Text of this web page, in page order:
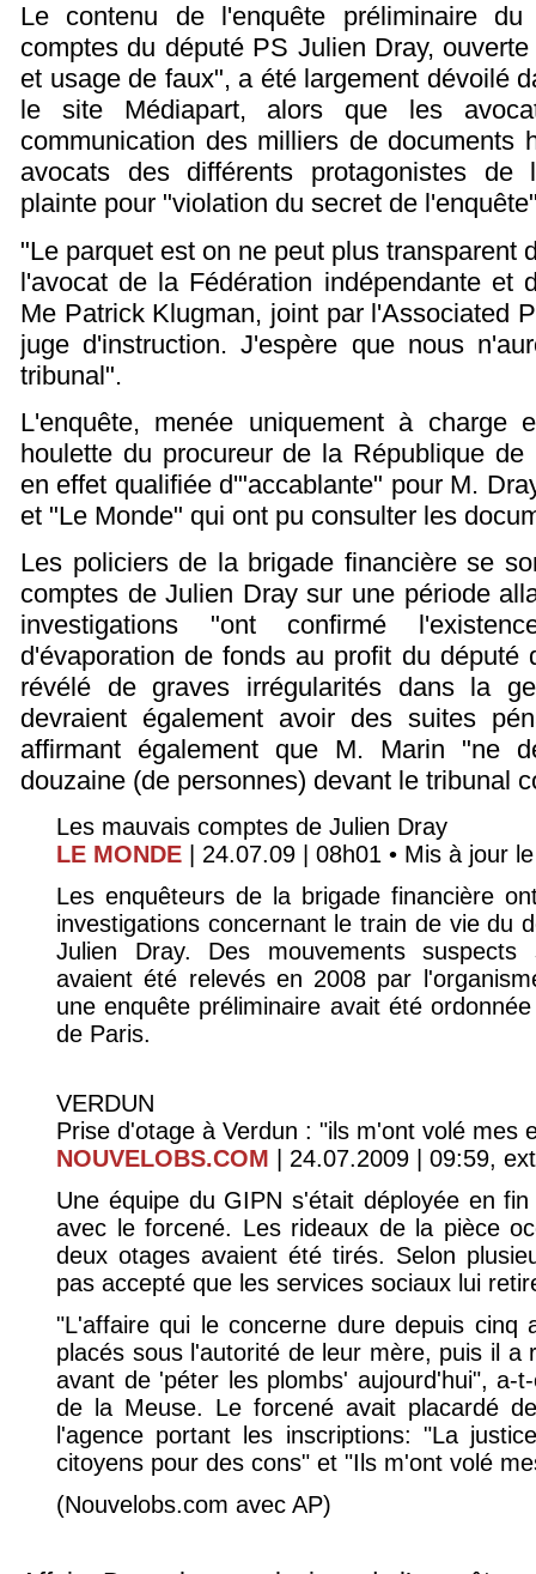
Le contenu de l'enquête préliminaire
comptes du député PS Julien Dray,
et usage de faux", a été largement dévoilé
le site Médiapart, alors que les
communication des milliers de documents
avocats des différents protagonistes de
plainte pour "violation du secret de
"Le parquet est on ne peut plus transparent
l'avocat de la Fédération indépendante et
Me Patrick Klugman, joint par l'Associated
juge d'instruction. J'espère que nous
tribunal".
L'enquête, menée uniquement à
houlette du procureur de la République
en effet qualifiée d'"accablante" pour M.
et "Le Monde" qui ont pu consulter les
Les policiers de la brigade financière se
comptes de Julien Dray sur une période
investigations "ont confirmé
d'évaporation de fonds au profit du
révélé de graves irrégularités dans la
devraient également avoir des suites
affirmant également que M. Marin "ne
douzaine (de personnes) devant le tribunal
Les mauvais comptes de Julien Dray
LE MONDE | 24.07.09 | 08h01 • Mis à jour
Les enquêteurs de la brigade financière
investigations concernant le train de vie du
Julien Dray. Des mouvements
avaient été relevés en 2008 par
une enquête préliminaire avait été
de Paris.
VERDUN
Prise d'otage à Verdun : "ils m'ont volé mes
NOUVELOBS.COM | 24.07.2009 | 09:59,
Une équipe du GIPN s'était déployée en
avec le forcené. Les rideaux de la pièce
deux otages avaient été tirés. Selon
pas accepté que les services sociaux lui
"L'affaire qui le concerne dure depuis cinq
placés sous l'autorité de leur mère, puis il a
avant de 'péter les plombs' aujourd'hui", a-
de la Meuse. Le forcené avait placardé
l'agence portant les inscriptions: "La
citoyens pour des cons" et "Ils m'ont volé
(Nouvelobs.com avec AP)